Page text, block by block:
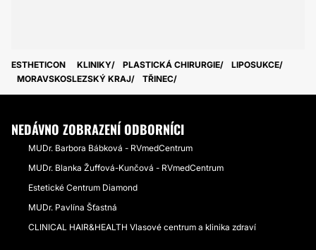
ESTHETICON KLINIKY PLASTICKÁ CHIRURGIE
LIPOSUKCE
MORAVSKOSLEZSKÝ KRAJ
TŘINEC
NEDÁVNO ZOBRAZENÍ ODBORNÍCI
MUDr. Barbora Bábková - RVmedCentrum
MUDr. Blanka Žuffová-Kunčová - RVmedCentrum
Estetické Centrum Diamond
MUDr. Pavlína Šťastná
CLINICAL HAIR&HEALTH Vlasové centrum a klinika zdraví